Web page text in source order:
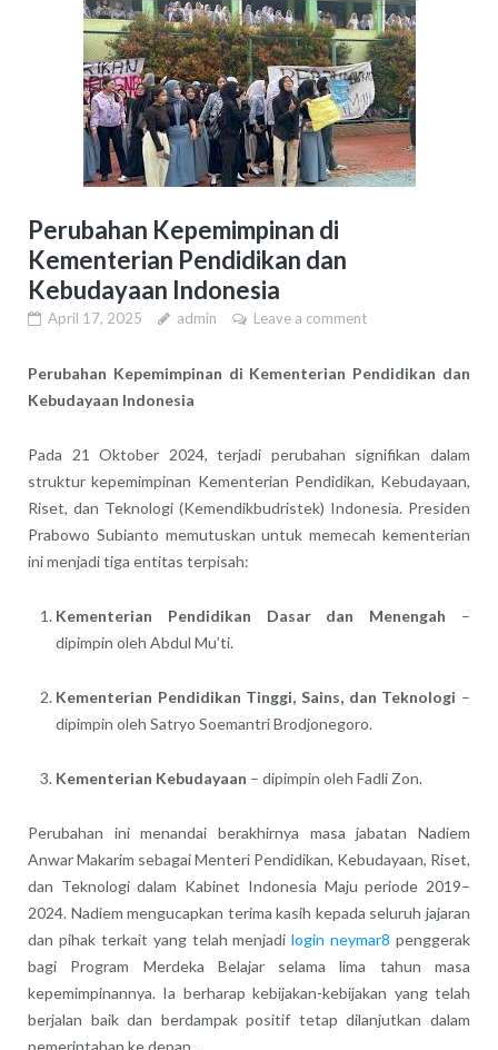
Perubahan Kepemimpinan di
Kementerian Pendidikan dan
Kebudayaan Indonesia
April 17, 2025 admin Leave a comment
Perubahan Kepemimpinan di Kementerian Pendidikan dan
Kebudayaan Indonesia
Pada 21 Oktober 2024, terjadi perubahan signifikan dalam
struktur kepemimpinan Kementerian Pendidikan, Kebudayaan,
Riset, dan Teknologi (Kemendikbudristek) Indonesia. Presiden
Prabowo Subianto memutuskan untuk memecah kementerian
ini menjadi tiga entitas terpisah:
Kementerian Pendidikan Dasar dan Menengah –
dipimpin oleh Abdul Mu’ti.
Kementerian Pendidikan Tinggi, Sains, dan Teknologi –
dipimpin oleh Satryo Soemantri Brodjonegoro.
Kementerian Kebudayaan – dipimpin oleh Fadli Zon.
Perubahan ini menandai berakhirnya masa jabatan Nadiem
Anwar Makarim sebagai Menteri Pendidikan, Kebudayaan, Riset,
dan Teknologi dalam Kabinet Indonesia Maju periode 2019–
2024. Nadiem mengucapkan terima kasih kepada seluruh jajaran
dan pihak terkait yang telah menjadilogin neymar8 penggerak
bagi Program Merdeka Belajar selama lima tahun masa
kepemimpinannya. Ia berharap kebijakan-kebijakan yang telah
berjalan baik dan berdampak positif tetap dilanjutkan dalam
pemerintahan ke depan .​